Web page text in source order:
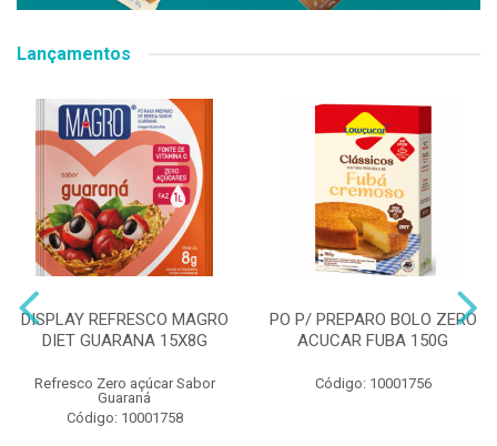
Lançamentos
DISPLAY REFRESCO MAGRO
DIET GUARANA 15X8G
Refresco Zero açúcar Sabor
Guaraná
Código: 10001758
PO P/ PREPARO BOLO ZERO
ACUCAR FUBA 150G
Código: 10001756